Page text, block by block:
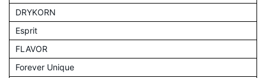
DRYKORN
Esprit
FLAVOR
Forever Unique